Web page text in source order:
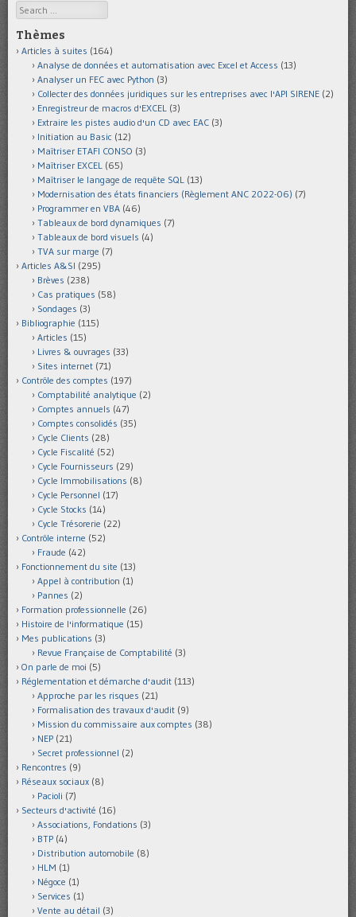
Search
Thèmes
Articles à suites (164)
Analyse de données et automatisation avec Excel et Access (13)
Analyser un FEC avec Python (3)
Collecter des données juridiques sur les entreprises avec l'API SIRENE (2)
Enregistreur de macros d'EXCEL (3)
Extraire les pistes audio d'un CD avec EAC (3)
Initiation au Basic (12)
Maîtriser ETAFI CONSO (3)
Maîtriser EXCEL (65)
Maîtriser le langage de requête SQL (13)
Modernisation des états financiers (Règlement ANC 2022-06) (7)
Programmer en VBA (46)
Tableaux de bord dynamiques (7)
Tableaux de bord visuels (4)
TVA sur marge (7)
Articles A&SI (295)
Brèves (238)
Cas pratiques (58)
Sondages (3)
Bibliographie (115)
Articles (15)
Livres & ouvrages (33)
Sites internet (71)
Contrôle des comptes (197)
Comptabilité analytique (2)
Comptes annuels (47)
Comptes consolidés (35)
Cycle Clients (28)
Cycle Fiscalité (52)
Cycle Fournisseurs (29)
Cycle Immobilisations (8)
Cycle Personnel (17)
Cycle Stocks (14)
Cycle Trésorerie (22)
Contrôle interne (52)
Fraude (42)
Fonctionnement du site (13)
Appel à contribution (1)
Pannes (2)
Formation professionnelle (26)
Histoire de l'informatique (15)
Mes publications (3)
Revue Française de Comptabilité (3)
On parle de moi (5)
Réglementation et démarche d'audit (113)
Approche par les risques (21)
Formalisation des travaux d'audit (9)
Mission du commissaire aux comptes (38)
NEP (21)
Secret professionnel (2)
Rencontres (9)
Réseaux sociaux (8)
Pacioli (7)
Secteurs d'activité (16)
Associations, Fondations (3)
BTP (4)
Distribution automobile (8)
HLM (1)
Négoce (1)
Services (1)
Vente au détail (3)